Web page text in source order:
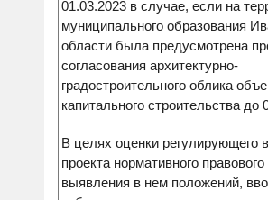
01.03.2023 в случае, если на
муниципального образования
области была предусмотрена
согласования архитектурно-
градостроительного облика
капитального строительства до
В целях оценки регулирующего
проекта нормативного правового
выявления в нем положений,